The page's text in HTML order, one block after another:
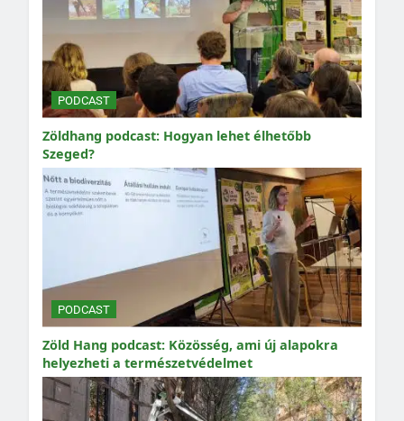
PODCAST
Zöldhang podcast: Hogyan lehet élhetőbb
Szeged?
PODCAST
Zöld Hang podcast: Közösség, ami új alapokra
helyezheti a természetvédelmet